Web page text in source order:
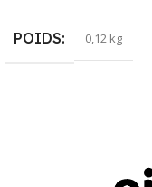
POIDS 0,12 kg